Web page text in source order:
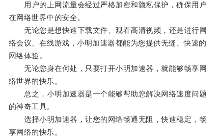
用户的上网流量会经过严格加密和隐私保护，确保用户
在网络世界中的安全。
无论您是想快速下载文件、观看高清视频，还是进行网
络会议、在线游戏，小明加速器都能为您提供无缝、快速的
网络体验。
无论您身在何处，只要打开小明加速器，就能够畅享网
络世界的快乐。
总之，小明加速器是一个能够帮助您解决网络速度问题
的神奇工具。
选择小明加速器，让您的网络畅通无阻，快速稳定，畅
享网络的快乐。